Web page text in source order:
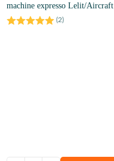
machine expresso Lelit/Aircraft
(2)